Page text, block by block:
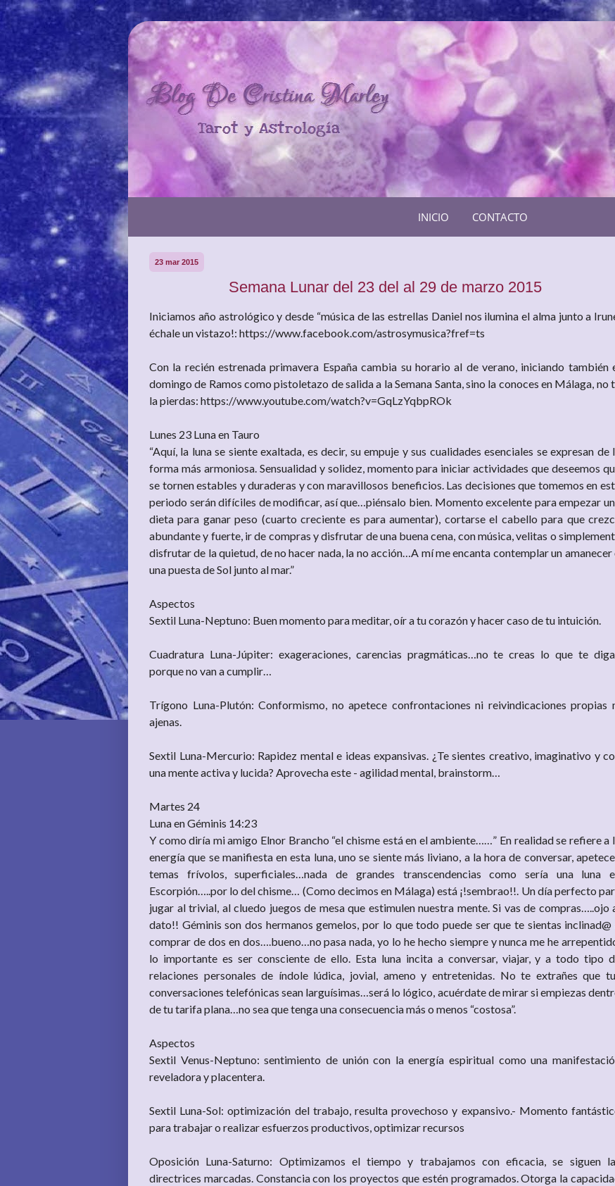
INICIO CONTACTO
23 mar 2015
Semana Lunar del 23 del al 29 de marzo 2015
Iniciamos año astrológico y desde “música de las estrellas Daniel nos ilumina el alma junto a
échale un vistazo!: https://www.facebook.com/astrosymusica?fref=ts
Con la recién estrenada primavera España cambia su horario al de verano, iniciando también
domingo de Ramos como pistoletazo de salida a la Semana Santa, sino la conoces en Málaga, no
la pierdas: https://www.youtube.com/watch?v=GqLzYqbpROk
Lunes 23 Luna en Tauro
“Aquí, la luna se siente exaltada, es decir, su empuje y sus cualidades esenciales se expresan de
forma más armoniosa. Sensualidad y solidez, momento para iniciar actividades que deseemos
se tornen estables y duraderas y con maravillosos beneficios. Las decisiones que tomemos en
periodo serán difíciles de modificar, así que…piénsalo bien. Momento excelente para empezar
dieta para ganar peso (cuarto creciente es para aumentar), cortarse el cabello para que
abundante y fuerte, ir de compras y disfrutar de una buena cena, con música, velitas o
disfrutar de la quietud, de no hacer nada, la no acción…A mí me encanta contemplar un amanecer
una puesta de Sol junto al mar.”
Aspectos
Sextil Luna-Neptuno: Buen momento para meditar, oír a tu corazón y hacer caso de tu intuición.
Cuadratura Luna-Júpiter: exageraciones, carencias pragmáticas…no te creas lo que te
porque no van a cumplir…
Trígono Luna-Plutón: Conformismo, no apetece confrontaciones ni reivindicaciones propias
ajenas.
Sextil Luna-Mercurio: Rapidez mental e ideas expansivas. ¿Te sientes creativo, imaginativo y
una mente activa y lucida? Aprovecha este - agilidad mental, brainstorm…
Martes 24
Luna en Géminis 14:23
Y como diría mi amigo Elnor Brancho “el chisme está en el ambiente……” En realidad se refiere a
energía que se manifiesta en esta luna, uno se siente más liviano, a la hora de conversar,
temas frívolos, superficiales…nada de grandes transcendencias como sería una luna
Escorpión…..por lo del chisme… (Como decimos en Málaga) está ¡!sembrao!!. Un día perfecto
jugar al trivial, al cluedo juegos de mesa que estimulen nuestra mente. Si vas de compras…..ojo
dato!! Géminis son dos hermanos gemelos, por lo que todo puede ser que te sientas inclinad@
comprar de dos en dos….bueno…no pasa nada, yo lo he hecho siempre y nunca me he
lo importante es ser consciente de ello. Esta luna incita a conversar, viajar, y a todo tipo
relaciones personales de índole lúdica, jovial, ameno y entretenidas. No te extrañes que
conversaciones telefónicas sean larguísimas…será lo lógico, acuérdate de mirar si empiezas
de tu tarifa plana…no sea que tenga una consecuencia más o menos “costosa”.
Aspectos
Sextil Venus-Neptuno: sentimiento de unión con la energía espiritual como una
reveladora y placentera.
Sextil Luna-Sol: optimización del trabajo, resulta provechoso y expansivo.- Momento
para trabajar o realizar esfuerzos productivos, optimizar recursos
Oposición Luna-Saturno: Optimizamos el tiempo y trabajamos con eficacia, se siguen
directrices marcadas. Constancia con los proyectos que estén programados. Otorga la